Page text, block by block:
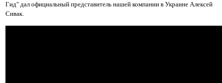
Капсула
Гид" дал официальный представитель нашей компании в Украине Алексей
Сивак.